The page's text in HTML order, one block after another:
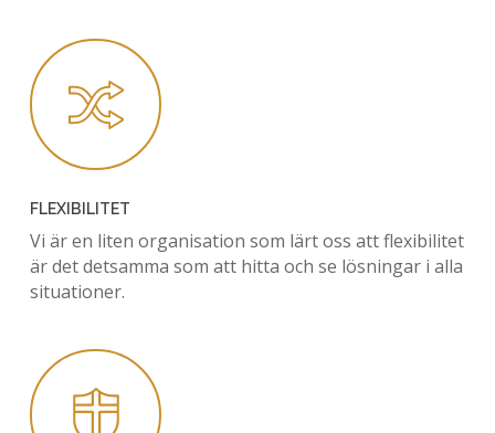
FLEXIBILITET
Vi är en liten organisation som lärt oss att flexibilitet
är det detsamma som att hitta och se lösningar i alla
situationer.